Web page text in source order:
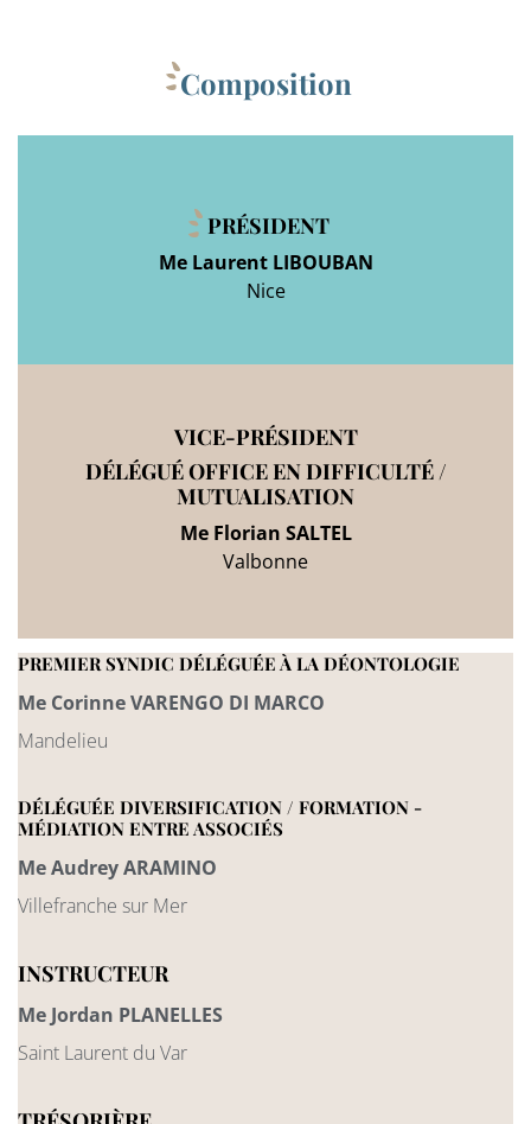
Composition
PRÉSIDENT
Me Laurent LIBOUBAN
Nice
VICE-PRÉSIDENT
DÉLÉGUÉ OFFICE EN DIFFICULTÉ /
MUTUALISATION
Me Florian SALTEL
Valbonne
PREMIER SYNDIC DÉLÉGUÉE À LA DÉONTOLOGIE
Me Corinne VARENGO DI MARCO
Mandelieu
DÉLÉGUÉE DIVERSIFICATION / FORMATION -
MÉDIATION ENTRE ASSOCIÉS
Me Audrey ARAMINO
Villefranche sur Mer
INSTRUCTEUR
Me Jordan PLANELLES
Saint Laurent du Var